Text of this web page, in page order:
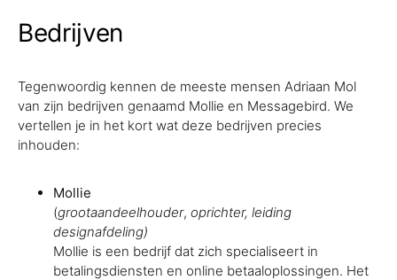
Bedrijven
Tegenwoordig kennen de meeste mensen Adriaan Mol
van zijn bedrijven genaamd Mollie en Messagebird. We
vertellen je in het kort wat deze bedrijven precies
inhouden:
Mollie
(grootaandeelhouder, oprichter, leiding
designafdeling)
Mollie is een bedrijf dat zich specialiseert in
betalingsdiensten en online betaaloplossingen. Het